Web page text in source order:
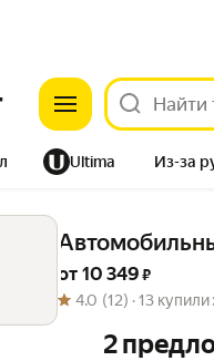
Ultima Из-за
Красота
от 10 349 ₽
4.0 (12) ·13 купили
2